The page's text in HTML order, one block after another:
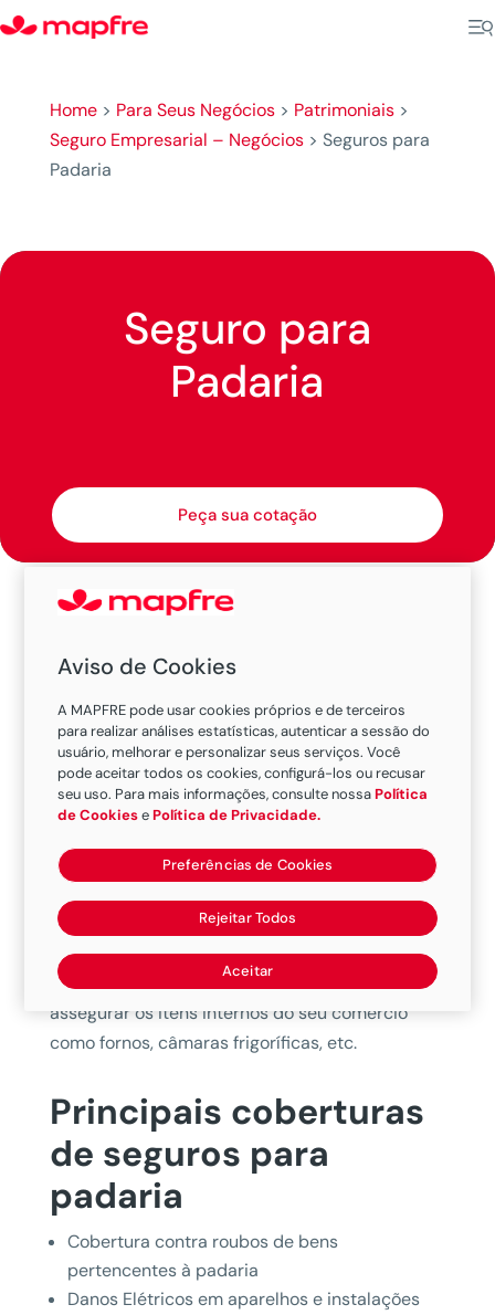
Home> Para Seus Negócios> Patrimoniais>
Seguro Empresarial – Negócios> Seguros para
Padaria
Seguro para
Padaria
Peça sua cotação
O seguro de padaria da MAPFRE oferece toda a
seu negócio.
Nas padarias existem equipamentos industriais
de alto custo como fornos elétricos e câmaras
frigoríficas, e um dano elétrico, por exemplo
pode danificar o esses equipamentos
adicional, por isso o seguro da padaria é
fundamental para manter o seu comércio em
segurança.
Se a sua padaria é para alugada, você pode
assegurar os itens internos do seu comércio
como fornos, câmaras frigoríficas, etc.
Principais coberturas
de seguros para
padaria
Cobertura contra roubos de bens
pertencentes à padaria
Danos Elétricos em aparelhos e instalações
Aviso de Cookies
A MAPFRE pode usar cookies próprios e de terceiros
para realizar análises estatísticas, autenticar a sessão do
usuário, melhorar e personalizar seus serviços. Você
pode aceitar todos os cookies, configurá-los ou recusar
seu uso. Para mais informações, consulte nossaPolítica
de CookiesePolítica de Privacidade.
Preferências de Cookies
Rejeitar Todos
Aceitar